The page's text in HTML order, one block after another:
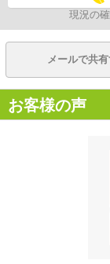
現況の
メールで共
お客様の声